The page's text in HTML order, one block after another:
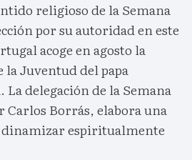
religioso de la Semana
por su autoridad en este
acoge en agosto la
Juventud del papa
La delegación de la Semana
Carlos Borrás, elabora una
espiritualmente